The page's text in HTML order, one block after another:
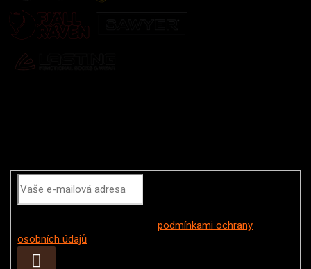
Vložením e-mailu souhlasíte spodmínkami ochrany
osobních údajů